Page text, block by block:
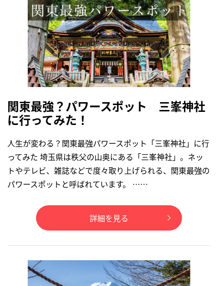
関東最強？パワースポット 三峯神社
に行ってみた！
人生が変わる？関東最強パワースポット「三峯神社」に行
ってみた 埼玉県は秩父の山奥にある「三峯神社」。ネッ
トやテレビ、雑誌などで度々取り上げられる、関東最強の
パワースポットと呼ばれています。 ……
詳細を見る